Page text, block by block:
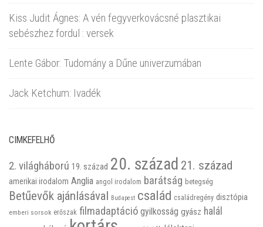
Kiss Judit Ágnes: A vén fegyverkovácsné plasztikai
sebészhez fordul : versek
Lente Gábor: Tudomány a Dűne univerzumában
Jack Ketchum: Ivadék
CIMKEFELHŐ
2. világháború 19. század 20. század 21. század
amerikai irodalom Anglia angol irodalom barátság betegség
Betűevők ajánlásával Budapest család családregény disztópia
emberi sorsok erőszak filmadaptáció gyilkosság gyász halál